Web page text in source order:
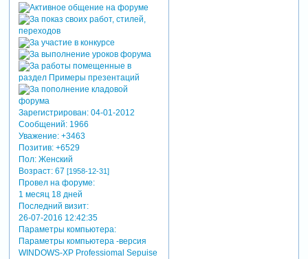
Зарегистрирован: 04-01-2012
Сообщений:1966
Уважение: +3463
Позитив: +6529
Пол:Женский
Возраст:67 [1958-12-31]
Провел на форуме:
1 месяц 18 дней
Последний визит:
26-07-2016 12:42:35
Параметры компьютера:
Параметры компьютера -версия
WINDOWS-XP Professiomal Sepuise